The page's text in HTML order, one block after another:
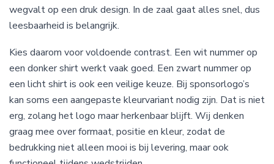
wegvalt op een druk design. In de zaal gaat alles snel, dus
leesbaarheid is belangrijk.
Kies daarom voor voldoende contrast. Een wit nummer op
een donker shirt werkt vaak goed. Een zwart nummer op
een licht shirt is ook een veilige keuze. Bij sponsorlogo’s
kan soms een aangepaste kleurvariant nodig zijn. Dat is niet
erg, zolang het logo maar herkenbaar blijft. Wij denken
graag mee over formaat, positie en kleur, zodat de
bedrukking niet alleen mooi is bij levering, maar ook